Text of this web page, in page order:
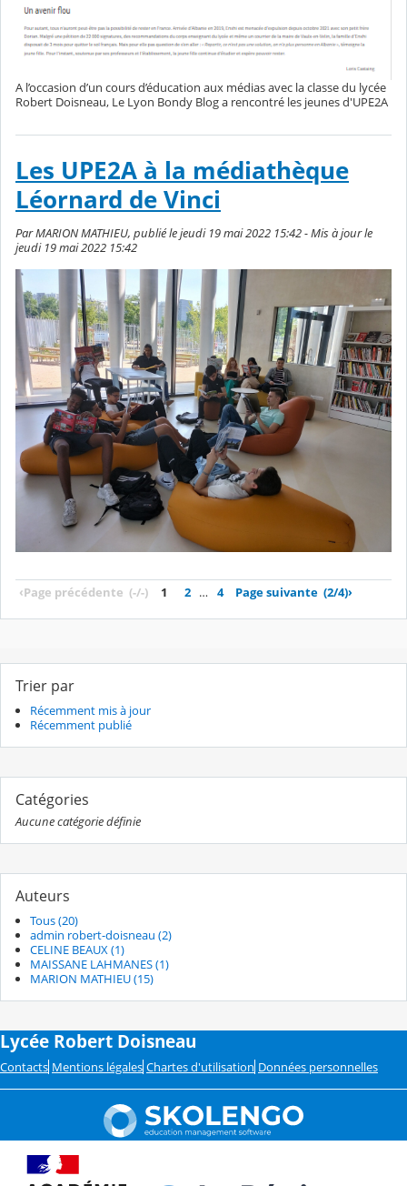
A l’occasion d’un cours d’éducation aux médias avec la classe du lycée
Robert Doisneau, Le Lyon Bondy Blog a rencontré les jeunes d'UPE2A
Les UPE2A à la médiathèque
Léornard de Vinci
Par MARION MATHIEU, publié le jeudi 19 mai 2022 15:42 - Mis à jour le
jeudi 19 mai 2022 15:42
‹Page précédente (-/-) 1 2 … 4 Page suivante (2/4)›
Trier par
Récemment mis à jour
Récemment publié
Catégories
Aucune catégorie définie
Auteurs
Tous (20)
admin robert-doisneau (2)
CELINE BEAUX (1)
MAISSANE LAHMANES (1)
MARION MATHIEU (15)
Lycée Robert Doisneau
Contacts Mentions légales Chartes d'utilisation Données personnelles